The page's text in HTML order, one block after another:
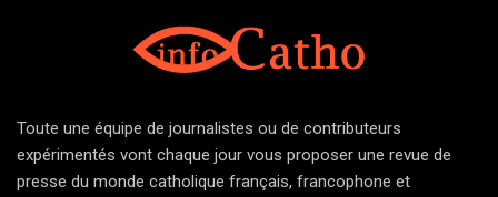
Toute une équipe de journalistes ou de contributeurs
expérimentés vont chaque jour vous proposer une revue de
presse du monde catholique français, francophone et